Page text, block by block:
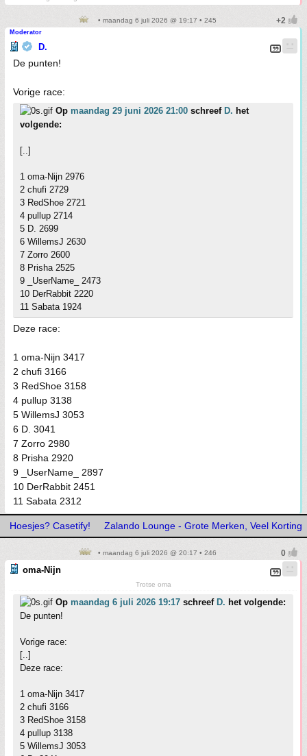
• maandag 6 juli 2026 @ 19:17 • 245
Moderator
D.
De punten!
Vorige race:
Op maandag 29 juni 2026 21:00 schreef D. het
volgende:
[..]
1 oma-Nijn 2976
2 chufi 2729
3 RedShoe 2721
4 pullup 2714
5 D. 2699
6 WillemsJ 2630
7 Zorro 2600
8 Prisha 2525
9 _UserName_ 2473
10 DerRabbit 2220
11 Sabata 1924
Deze race:
1 oma-Nijn 3417
2 chufi 3166
3 RedShoe 3158
4 pullup 3138
5 WillemsJ 3053
6 D. 3041
7 Zorro 2980
8 Prisha 2920
9 _UserName_ 2897
10 DerRabbit 2451
11 Sabata 2312
Hoesjes? Casetify! Zalando Lounge - Grote Merken, Veel Korting
• maandag 6 juli 2026 @ 20:17 • 246
oma-Nijn
Trotse oma
Op maandag 6 juli 2026 19:17 schreef D. het volgende:
De punten!
Vorige race:
[..]
Deze race:
1 oma-Nijn 3417
2 chufi 3166
3 RedShoe 3158
4 pullup 3138
5 WillemsJ 3053